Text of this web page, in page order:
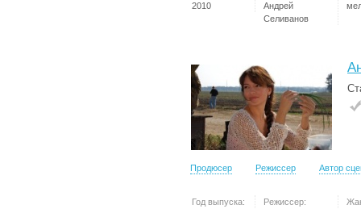
2010
Андрей
Селиванов
Продюсер Режиссер Автор
Год выпуска:
Режиссер: